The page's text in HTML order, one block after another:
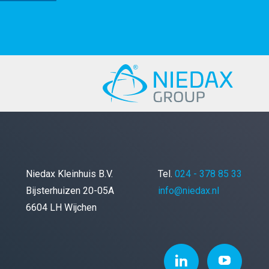
Niedax Kleinhuis B.V.
Bijsterhuizen 20-05A
6604 LH Wijchen
Tel. 024 - 378 85 33
info@niedax.nl